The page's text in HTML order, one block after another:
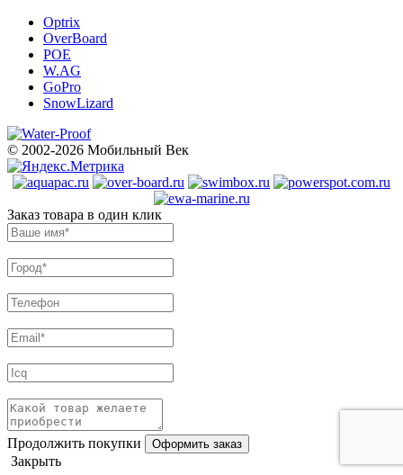
Optrix
OverBoard
POE
W.AG
GoPro
SnowLizard
© 2002-2026 Мобильный Век
Заказ товара в один клик
Продолжить покупки
Закрыть